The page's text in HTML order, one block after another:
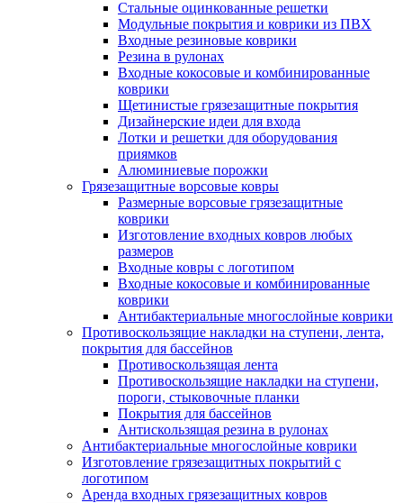
Стальные оцинкованные решетки
Модульные покрытия и коврики из ПВХ
Входные резиновые коврики
Резина в рулонах
Входные кокосовые и комбинированные
коврики
Щетинистые грязезащитные покрытия
Дизайнерские идеи для входа
Лотки и решетки для оборудования
приямков
Алюминиевые порожки
Грязезащитные ворсовые ковры
Размерные ворсовые грязезащитные
коврики
Изготовление входных ковров любых
размеров
Входные ковры с логотипом
Входные кокосовые и комбинированные
коврики
Антибактериальные многослойные коврики
Противоскользящие накладки на ступени, лента,
покрытия для бассейнов
Противоскользящая лента
Противоскользящие накладки на ступени,
пороги, стыковочные планки
Покрытия для бассейнов
Антискользящая резина в рулонах
Антибактериальные многослойные коврики
Изготовление грязезащитных покрытий с
логотипом
Аренда входных грязезащитных ковров